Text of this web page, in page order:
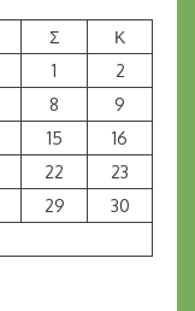
Σ
Κ
1
2
8
9
15
16
22
23
29
30